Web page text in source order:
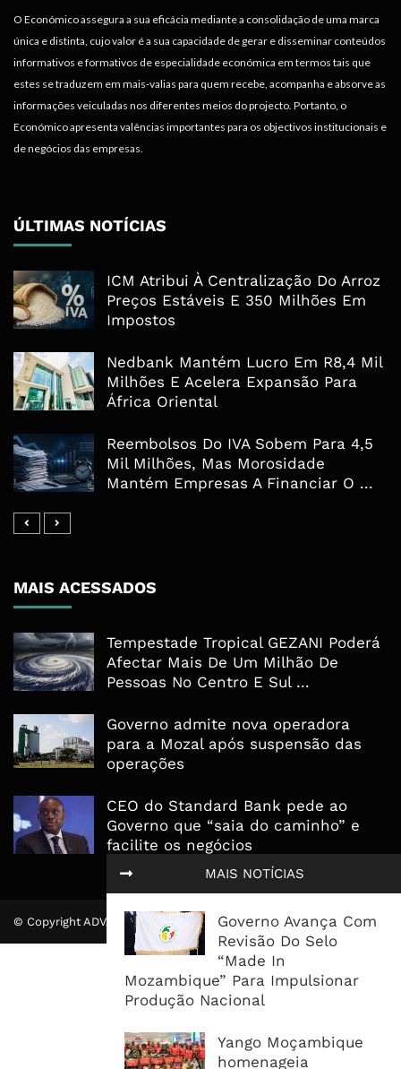
MAIS NOTÍCIAS
Governo Avança Com
Revisão Do Selo
“Made In
Mozambique” Para Impulsionar
Produção Nacional
Yango Moçambique
homenageia
O Económico assegura a sua eficácia mediante a consolidação de uma marca
única e distinta, cujo valor é a sua capacidade de gerar e disseminar conteúdos
informativos e formativos de especialidade económica em termos tais que
estes se traduzem em mais-valias para quem recebe, acompanha e absorve as
informações veiculadas nos diferentes meios do projecto. Portanto, o
Económico apresenta valências importantes para os objectivos institucionais e
de negócios das empresas.
ÚLTIMAS NOTÍCIAS
ICM Atribui À Centralização Do Arroz
Preços Estáveis E 350 Milhões Em
Impostos
Nedbank Mantém Lucro Em R8,4 Mil
Milhões E Acelera Expansão Para
África Oriental
Reembolsos Do IVA Sobem Para 4,5
Mil Milhões, Mas Morosidade
Mantém Empresas A Financiar O ...
MAIS ACESSADOS
Tempestade Tropical GEZANI Poderá
Afectar Mais De Um Milhão De
Pessoas No Centro E Sul ...
Governo admite nova operadora
para a Mozal após suspensão das
operações
CEO do Standard Bank pede ao
Governo que “saia do caminho” e
facilite os negócios
© Copyright ADVALUE. Todos Direitos Reservados.